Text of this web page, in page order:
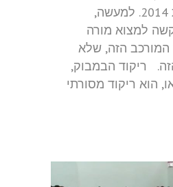
ממיזורם בשנת 2014. למעשה,
למצוא מורה
המורכב הזה, שלא
ריקוד הבמבוק,
הוא ריקוד מסורתי